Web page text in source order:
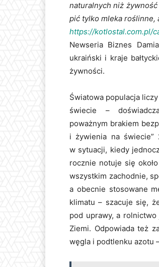
naturalnych niż
pić tylko mleka roślinne,
https://kotlostal.com.pl/
Newseria Biznes
ukraiński i kraje
żywności.
Światowa populacja
świecie –
poważnym brakiem
i żywienia na świecie”
w sytuacji, kiedy
rocznie notuje się
wszystkim zachodnie,
a obecnie stosowane
klimatu – szacuje się,
pod uprawy, a
Ziemi. Odpowiada też
węgla i podtlenku azotu